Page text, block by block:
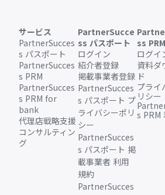
サービス
PartnerSucces
s パスポート
PartnerSucces
s PRM
PartnerSucces
s PRM for
bank
代理店戦略支援
コンサルティン
グ
PartnerSucce
ss パスポート
ログイン
紹介者登録
掲載事業者登録
PartnerSucces
s パスポート プ
ライバシーポリ
シー
PartnerSucces
s パスポート 掲
載事業者 利用
規約
PartnerSucces
ss PRM
ログイ
資料ダ
ド
プライ
リシー
s PRM